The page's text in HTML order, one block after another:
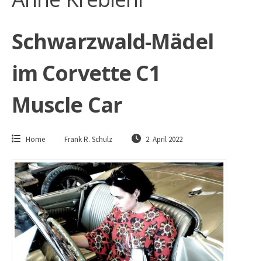
Schwarzwald-Mädel
im Corvette C1
Muscle Car
Home Frank R. Schulz 2. April 2022